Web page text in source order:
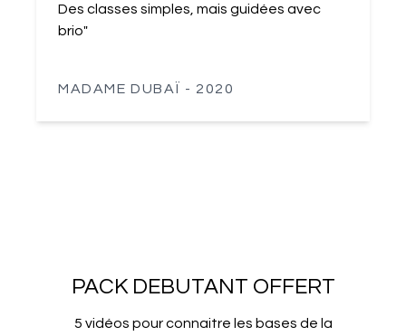
Des classes simples, mais guidées avec
brio"
MADAME DUBAÏ - 2020
PACK DEBUTANT OFFERT
5 vidéos pour connaitre les bases de la